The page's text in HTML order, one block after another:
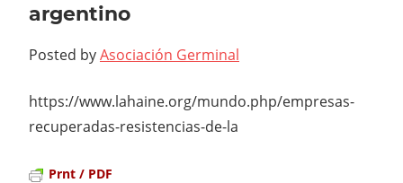
argentino
Posted byAsociación Germinal
https://www.lahaine.org/mundo.php/empresas-
recuperadas-resistencias-de-la
Prnt / PDF